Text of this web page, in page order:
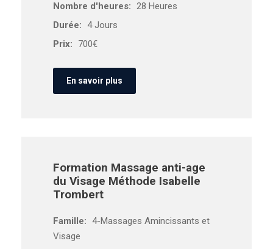
Nombre d'heures: 28 Heures
Durée: 4 Jours
Prix:
700€
En savoir plus
Formation Massage anti-age
du Visage Méthode Isabelle
Trombert
Famille: 4-Massages Amincissants et
Visage